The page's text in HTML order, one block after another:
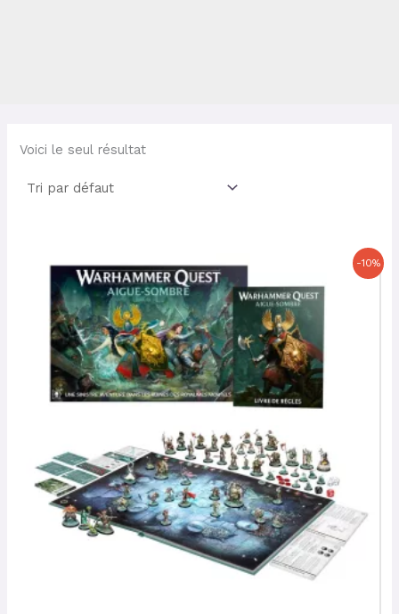
Voici le seul résultat
-10%
prix
initial
était :
206,00 €.
prix
actuel
est :
185,40 €.